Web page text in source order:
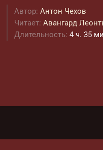
Автор: Антон Чехов
Читает: Авангард
Длительность: 4 ч. 35